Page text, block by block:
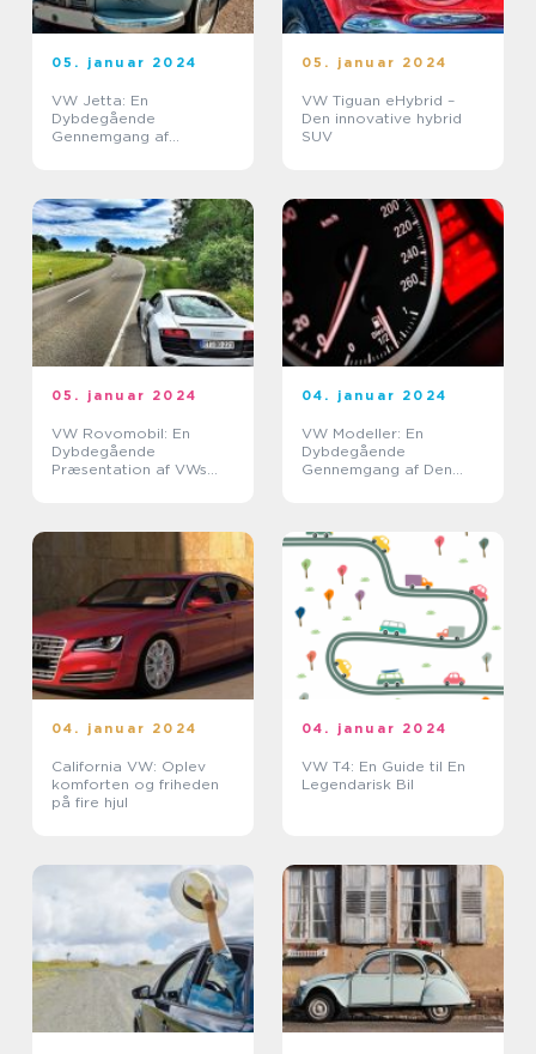
05. januar 2024
VW Jetta: En
Dybdegående
Gennemgang af
05. januar 2024
VW Tiguan eHybrid –
Den innovative hybrid
SUV
05. januar 2024
VW Rovomobil: En
Dybdegående
Præsentation af VWs
04. januar 2024
VW Modeller: En
Dybdegående
Gennemgang af Den
04. januar 2024
California VW: Oplev
komforten og friheden
på fire hjul
04. januar 2024
VW T4: En Guide til En
Legendarisk Bil